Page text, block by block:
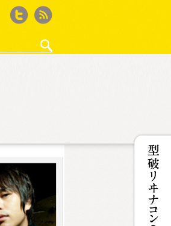
Twitter
女王のコ
型破リヰナの輪
鈴木淳史の｢WEBサイト作るから何か書いて｣と